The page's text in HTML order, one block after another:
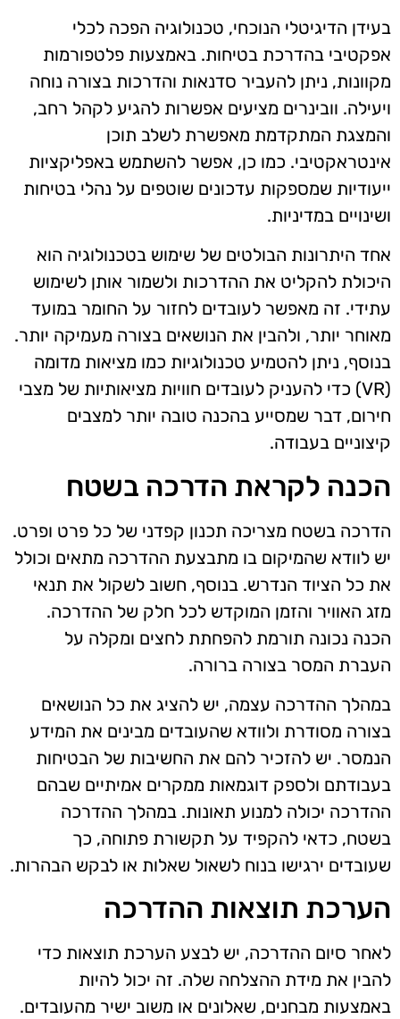
בעידן הדיגיטלי הנוכחי, טכנולוגיה הפכה לכלי
אפקטיבי בהדרכת בטיחות. באמצעות פלטפורמות
מקוונות, ניתן להעביר סדנאות והדרכות בצורה נוחה
ויעילה. וובינרים מציעים אפשרות להגיע לקהל רחב,
והמצגת המתקדמת מאפשרת לשלב תוכן
אינטראקטיבי. כמו כן, אפשר להשתמש באפליקציות
ייעודיות שמספקות עדכונים שוטפים על נהלי בטיחות
ושינויים במדיניות.
אחד היתרונות הבולטים של שימוש בטכנולוגיה הוא
היכולת להקליט את ההדרכות ולשמור אותן לשימוש
עתידי. זה מאפשר לעובדים לחזור על החומר במועד
מאוחר יותר, ולהבין את הנושאים בצורה מעמיקה יותר.
בנוסף, ניתן להטמיע טכנולוגיות כמו מציאות מדומה
(VR) כדי להעניק לעובדים חוויות מציאותיות של מצבי
חירום, דבר שמסייע בהכנה טובה יותר למצבים
קיצוניים בעבודה.
הכנה לקראת הדרכה בשטח
הדרכה בשטח מצריכה תכנון קפדני של כל פרט ופרט.
יש לוודא שהמיקום בו מתבצעת ההדרכה מתאים וכולל
את כל הציוד הנדרש. בנוסף, חשוב לשקול את תנאי
מזג האוויר והזמן המוקדש לכל חלק של ההדרכה.
הכנה נכונה תורמת להפחתת לחצים ומקלה על
העברת המסר בצורה ברורה.
במהלך ההדרכה עצמה, יש להציג את כל הנושאים
בצורה מסודרת ולוודא שהעובדים מבינים את המידע
הנמסר. יש להזכיר להם את החשיבות של הבטיחות
בעבודתם ולספק דוגמאות ממקרים אמיתיים שבהם
ההדרכה יכולה למנוע תאונות. במהלך ההדרכה
בשטח, כדאי להקפיד על תקשורת פתוחה, כך
שעובדים ירגישו בנוח לשאול שאלות או לבקש הבהרות.
הערכת תוצאות ההדרכה
לאחר סיום ההדרכה, יש לבצע הערכת תוצאות כדי
להבין את מידת ההצלחה שלה. זה יכול להיות
באמצעות מבחנים, שאלונים או משוב ישיר מהעובדים.